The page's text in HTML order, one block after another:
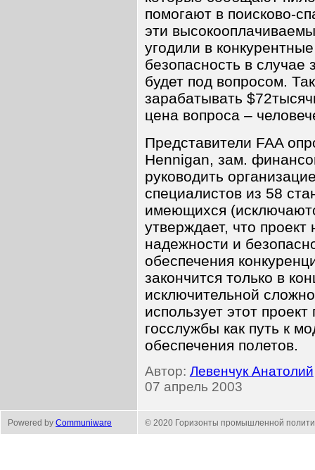
помогают в поисково-
эти
угодили в
безопасность в
будет под вопросом.
зарабатывать
цена вопроса –
Представители FAA
Hennigan, зам.
руководить
специалистов из 58
имеющихся
утверждает, что
надежности и
обеспечения
закончится только в
исключительной
использует этот
госслужбы как путь к
обеспечения полетов.
Автор: Левенчук Анатолий
07 апрель 2003
Powered by Communiware © 2020 Горизонты промышленной